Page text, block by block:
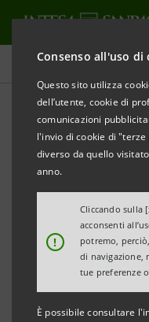
Consenso all'uso di
Questo sito utilizza
dell’utente, cookie di
comunicazioni
l'invio di cookie di
diverso da quello
anno.
!
Cliccando sulla
acconsenti
potremo,
di navigazione,
tue preferenze
È possibile consultare
Tutti i progetti
EDUCAZIONE
Intesa
Professor